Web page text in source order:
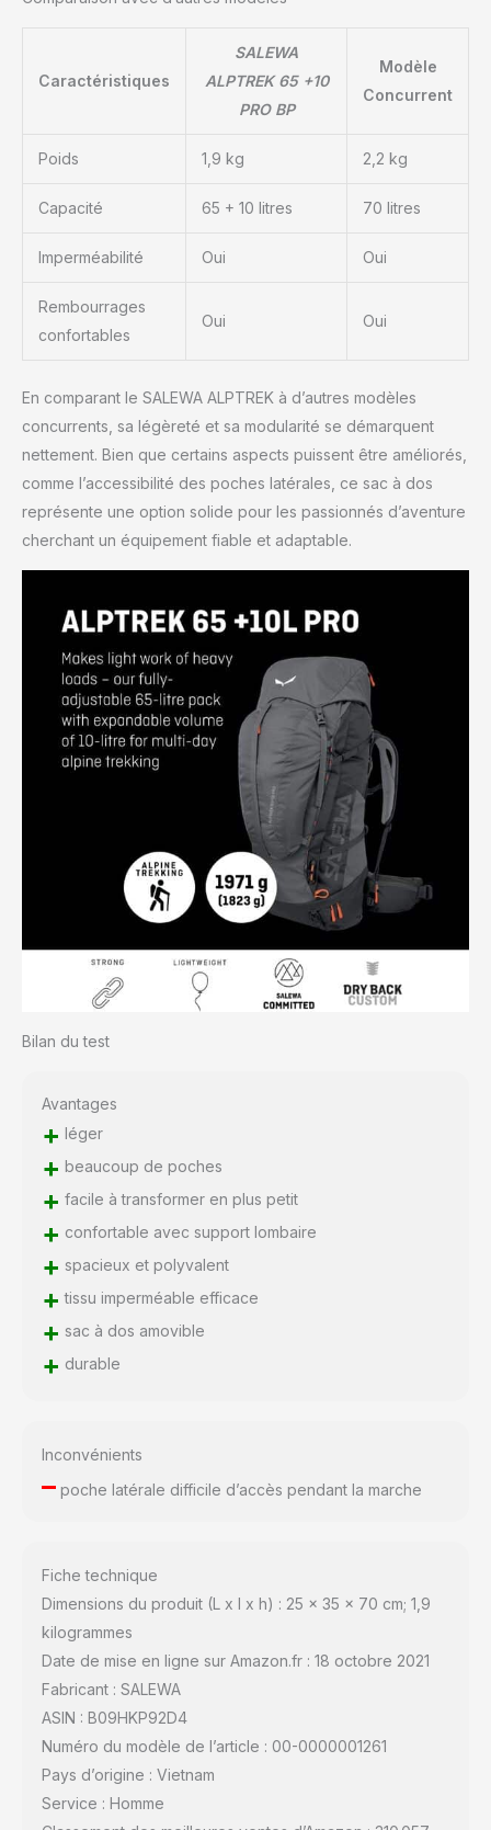
Caractéristiques
SALEWA
ALPTREK 65 +10
PRO BP
Modèle
Concurrent
Poids 1,9 kg 2,2 kg
Capacité 65 + 10 litres 70 litres
Imperméabilité Oui Oui
Rembourrages
confortables
Oui Oui
En comparant le SALEWA ALPTREK à d’autres modèles
concurrents, sa légèreté et sa modularité se démarquent
nettement. Bien que certains aspects puissent être améliorés,
comme l’accessibilité des poches latérales, ce sac à dos
représente une option solide pour les passionnés d’aventure
cherchant un équipement fiable et adaptable.
Bilan du test
Avantages
+ léger
+ beaucoup de poches
+ facile à transformer en plus petit
+ confortable avec support lombaire
+ spacieux et polyvalent
+ tissu imperméable efficace
+ sac à dos amovible
+ durable
Inconvénients
–poche latérale difficile d’accès pendant la marche
Fiche technique
Dimensions du produit (L x l x h) : 25 x 35 x 70 cm; 1,9
kilogrammes
Date de mise en ligne sur Amazon.fr : 18 octobre 2021
Fabricant : SALEWA
ASIN : B09HKP92D4
Numéro du modèle de l’article : 00-0000001261
Pays d’origine : Vietnam
Service : Homme